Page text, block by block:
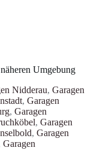
Umgebung
Nidderau, Garagen
, Garagen
, Garagen
, Garagen
, Garagen
Garagen